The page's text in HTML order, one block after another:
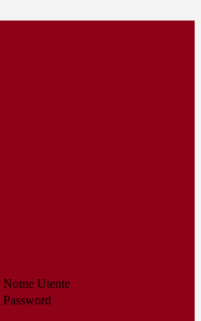
Nome Utente
Password